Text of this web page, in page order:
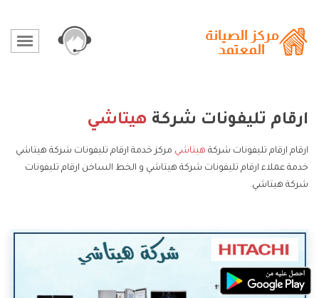
ارقام تليفونات شركة هيتاشي
ارقام ارقام تليفونات شركة هيتاشي مركز خدمة ارقام تليفونات شركة هيتاشي
خدمة عملاء ارقام تليفونات شركة هيتاشي و الخط الساخن ارقام تليفونات
شركة هيتاشي.